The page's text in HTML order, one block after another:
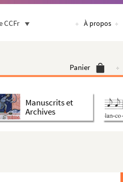
CCFr À propos
Panier
Manuscrits et
Archives